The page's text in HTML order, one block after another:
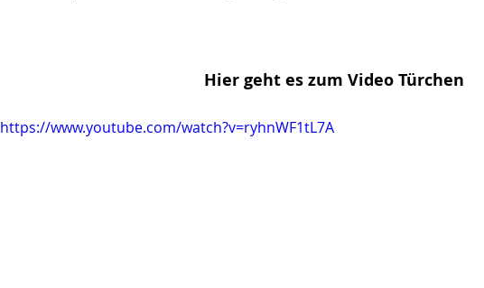
Hier geht es zum Video Türchen
https://www.youtube.com/watch?v=ryhnWF1tL7A